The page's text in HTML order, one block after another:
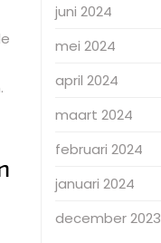
juni 2024
mei 2024
april 2024
maart 2024
februari 2024
januari 2024
december 2023